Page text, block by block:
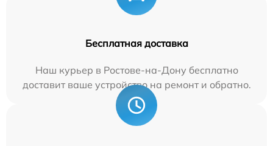
Бесплатная доставка
Наш курьер в Ростове-на-Дону бесплатно
доставит ваше устройство на ремонт и обратно.